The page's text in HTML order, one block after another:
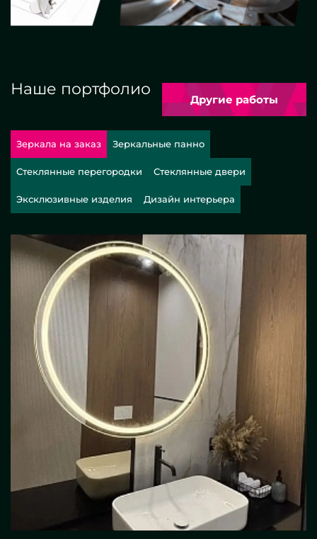
Наше портфолио
Другие работы
Зеркала на заказ Зеркальные панно
Стеклянные перегородки Стеклянные двери
Эксклюзивные изделия Дизайн интерьера